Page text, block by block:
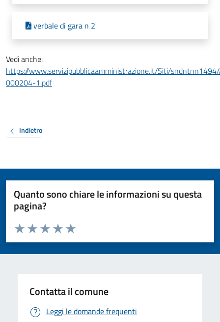
verbale di gara n 2
Vedi anche:
https://www.servizipubblicaamministrazione.it/Siti/
000204-1.pdf
Indietro
Quanto sono chiare le informazioni su questa
pagina?
Valuta da 1 a 5 stelle la pagina
Valuta 5 stelle su 5
Valuta 4 stelle su 5
Valuta 3 stelle su 5
Valuta 2 stelle su 5
Valuta 1 stelle su 5
Contatta il comune
Leggi le domande frequenti